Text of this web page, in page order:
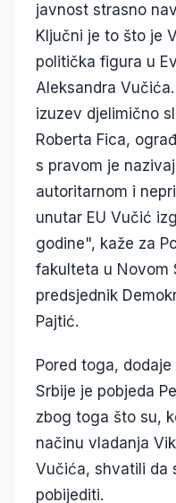
javnost strasno
Ključni je to što je
politička figura u
Aleksandra
izuzev djelimično
Roberta Fica,
s pravom je
autoritarnom i
unutar EU Vučić
godine", kaže za
fakulteta u Novom
predsjednik
Pajtić.
Pored toga,
Srbije je pobjeda
zbog toga što su,
načinu vladanja
Vučića, shvatili da
pobijediti.